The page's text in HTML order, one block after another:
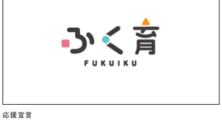
こどもの
一時預かり
応援宣言